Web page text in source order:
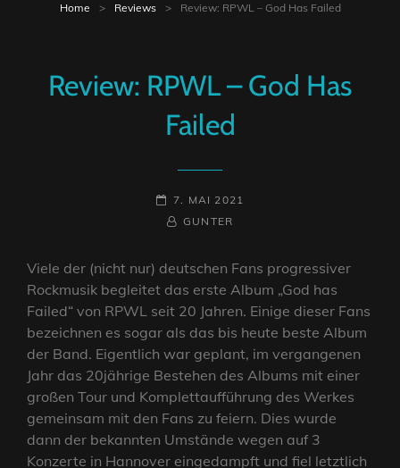
Home > Reviews > Review: RPWL – God Has Failed
Review: RPWL – God Has
Failed
POSTED-
ON
7. MAI 2021
BY
BYLINE
GUNTER
Viele der (nicht nur) deutschen Fans progressiver
Rockmusik begleitet das erste Album „God has
Failed“ von RPWL seit 20 Jahren. Einige dieser Fans
bezeichnen es sogar als das bis heute beste Album
der Band. Eigentlich war geplant, im vergangenen
Jahr das 20jährige Bestehen des Albums mit einer
großen Tour und Komplettaufführung des Werkes
gemeinsam mit den Fans zu feiern. Dies wurde
dann der bekannten Umstände wegen auf 3
Konzerte in Hannover eingedampft und fiel letztlich